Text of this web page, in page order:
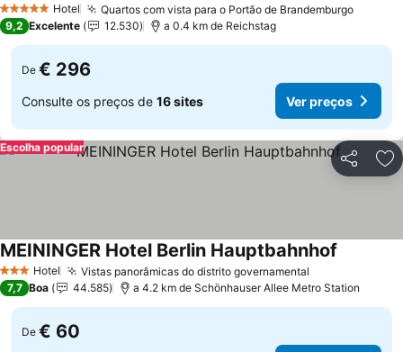
5 Estrelas Hotel Quartos com vista para o Portão de Brandemburgo
9,2 Excelente 12.530 a 0.4 km de Reichstag
De € 296
Consulte os preços de 16 sites Ver preços
Partilhar
Escolha popular
3 EstrelasHotel Vistas panorâmicas do distrito governamental
MEININGER Hotel Berlin Hauptbahnhof
7,7 Boa 44.585 a 4.2 km de Schönhauser Allee Metro Station
De € 60